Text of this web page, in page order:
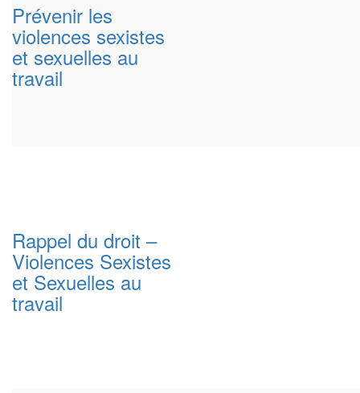
Prévenir les
violences sexistes
et sexuelles au
travail
Rappel du droit –
Violences Sexistes
et Sexuelles au
travail